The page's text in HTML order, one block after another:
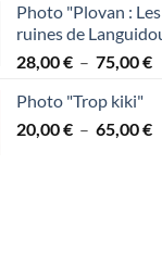
à
Photo "Plovan : Les
ruines de
28,00€ – 75,00€
Photo "Trop kiki"
20,00€ – 65,00€